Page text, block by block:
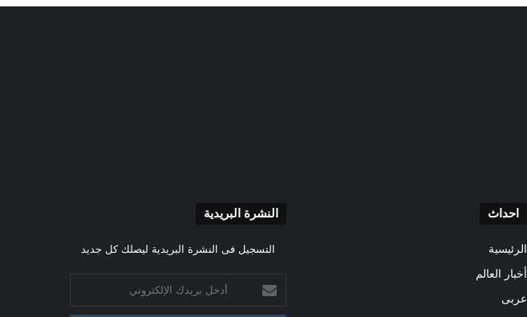
احداث
الرئيسية
أخبار العالم
عربى
النشرة البريدية
التسجيل فى النشرة البريدية ليصلك كل جديد
بريدك